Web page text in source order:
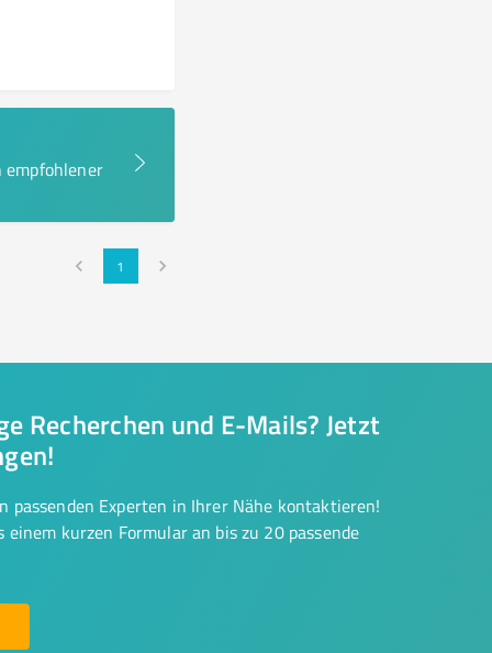
empfohlener
1
Recherchen und E-Mails? Jetzt
passenden Experten in Ihrer Nähe kontaktieren!
kurzen Formular an bis zu 20 passende